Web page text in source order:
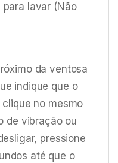
para lavar (Não
da ventosa
indique que o
no mesmo
de vibração ou
pressione
até que o